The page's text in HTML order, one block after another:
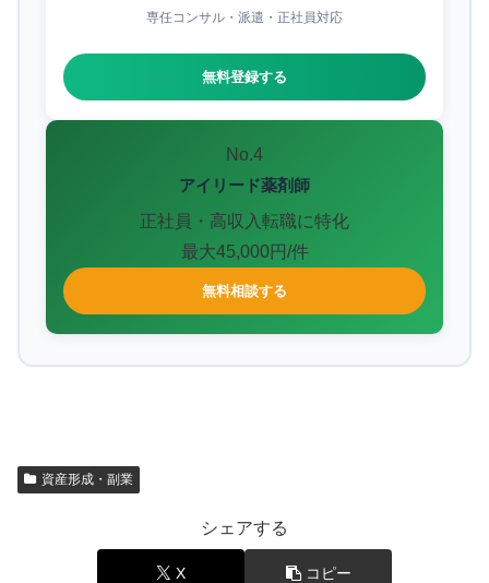
専任コンサル・派遣・正社員対応
無料登録する
No.4
アイリード薬剤師
正社員・高収入転職に特化
最大45,000円/件
無料相談する
資産形成・副業
シェアする
X コピー